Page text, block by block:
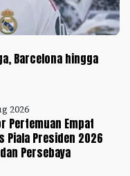
Barcelona hingga
2026
Pertemuan Empat
Piala Presiden 2026
Persebaya